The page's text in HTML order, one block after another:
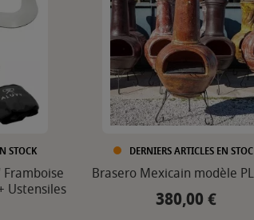
STOCK
Framboise
Ustensiles
DERNIERS ARTICLES EN
Brasero Mexicain modèle
Prix
380,00 €